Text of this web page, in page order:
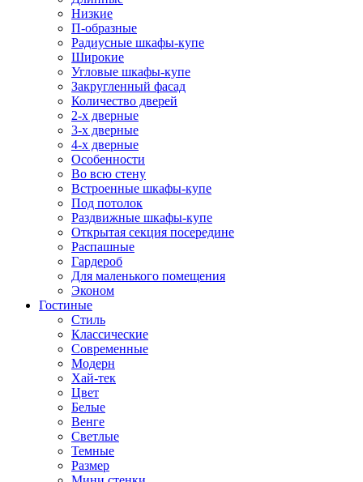
Низкие
П-образные
Радиусные шкафы-купе
Широкие
Угловые шкафы-купе
Закругленный фасад
Количество дверей
2-х дверные
3-х дверные
4-х дверные
Особенности
Во всю стену
Встроенные шкафы-купе
Под потолок
Раздвижные шкафы-купе
Открытая секция посередине
Распашные
Гардероб
Для маленького помещения
Эконом
Гостиные
Стиль
Классические
Современные
Модерн
Хай-тек
Цвет
Белые
Венге
Светлые
Темные
Размер